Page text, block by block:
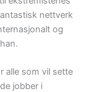
nettverk
og
alle som vil sette
jobber i